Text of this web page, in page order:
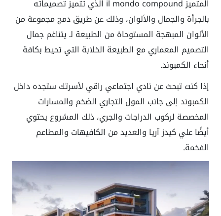
المتميزil mondo compound الذي تتميز تصميماته
بالجرأة والجمال والألوان، وذلك عن طريق دمج مجموعة من
الألوان المبهجة المستوحاة من الطبيعة لـ يتناغم جمال
التصميم المعماري مع الطبيعة الخلابة التي تحيط بكافة
أنحاء الكمبوند.
إذا كنت تبحث عن نادي اجتماعي راقي لأسرتك ستجده داخل
الكمبوند إلى جانب المول التجاري الضخم والمسارات
المخصصة لركوب الدراجات والجري، ذلك المشروع يحتوي
أيضًا علي كيدز آريا والعديد من الكافيهات والمطاعم
الفخمة.